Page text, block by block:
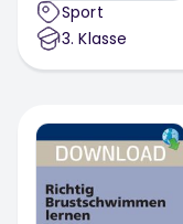
Sport
3. Klasse